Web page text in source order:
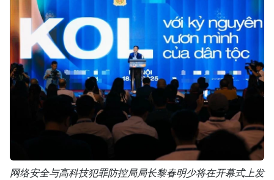
网络安全与高科技犯罪防控局局长黎春明少将在开幕式上发